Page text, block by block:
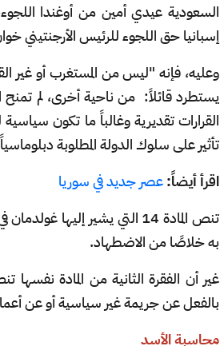
السعودية عيدي أمين من أوغندا
إسبانيا حق اللجوء للرئيس الأرجنتيني
وعليه، فإنه "ليس من المستغرب أو غير
يستطرد قائلاً: من ناحية أخرى، لم تمنح
القرارات تقديرية وغالباً ما تكون
تأثير على سلوك الدولة المطلوبة
اقرأ أيضاً:عصر جديد في سوريا
تنص المادة 14 التي يشير
به خلاصًا من الاضطهاد.
غير أن الفقرة الثانية من المادة
بالفعل عن جريمة غير سياسية أو عن
محاسبة الأسد